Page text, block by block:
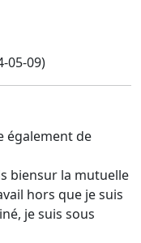
05-09)
également de
biensur la mutuelle
hors que je suis
je suis sous